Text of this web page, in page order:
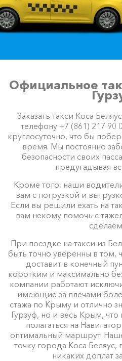
Официальное
Заказать такси Коса
телефону +7 (861) 217 90
круглосуточно, что бы
время. Мы постоянно
безопасности своих
предугадывая
Кроме того, наши
вам с погрузкой и
Если вы решили ехать на
вам некому помочь с
При поездке на такси из
быть точно уверенны в том,
доставит в конечный
коротким и максимально
компании работают
имеющие за плечами
стажа по Крыму и отлично
Гурзуф, но и весь Крым,
полагаться на
оптимальный маршрут.
точку города Коса
никаких доплат